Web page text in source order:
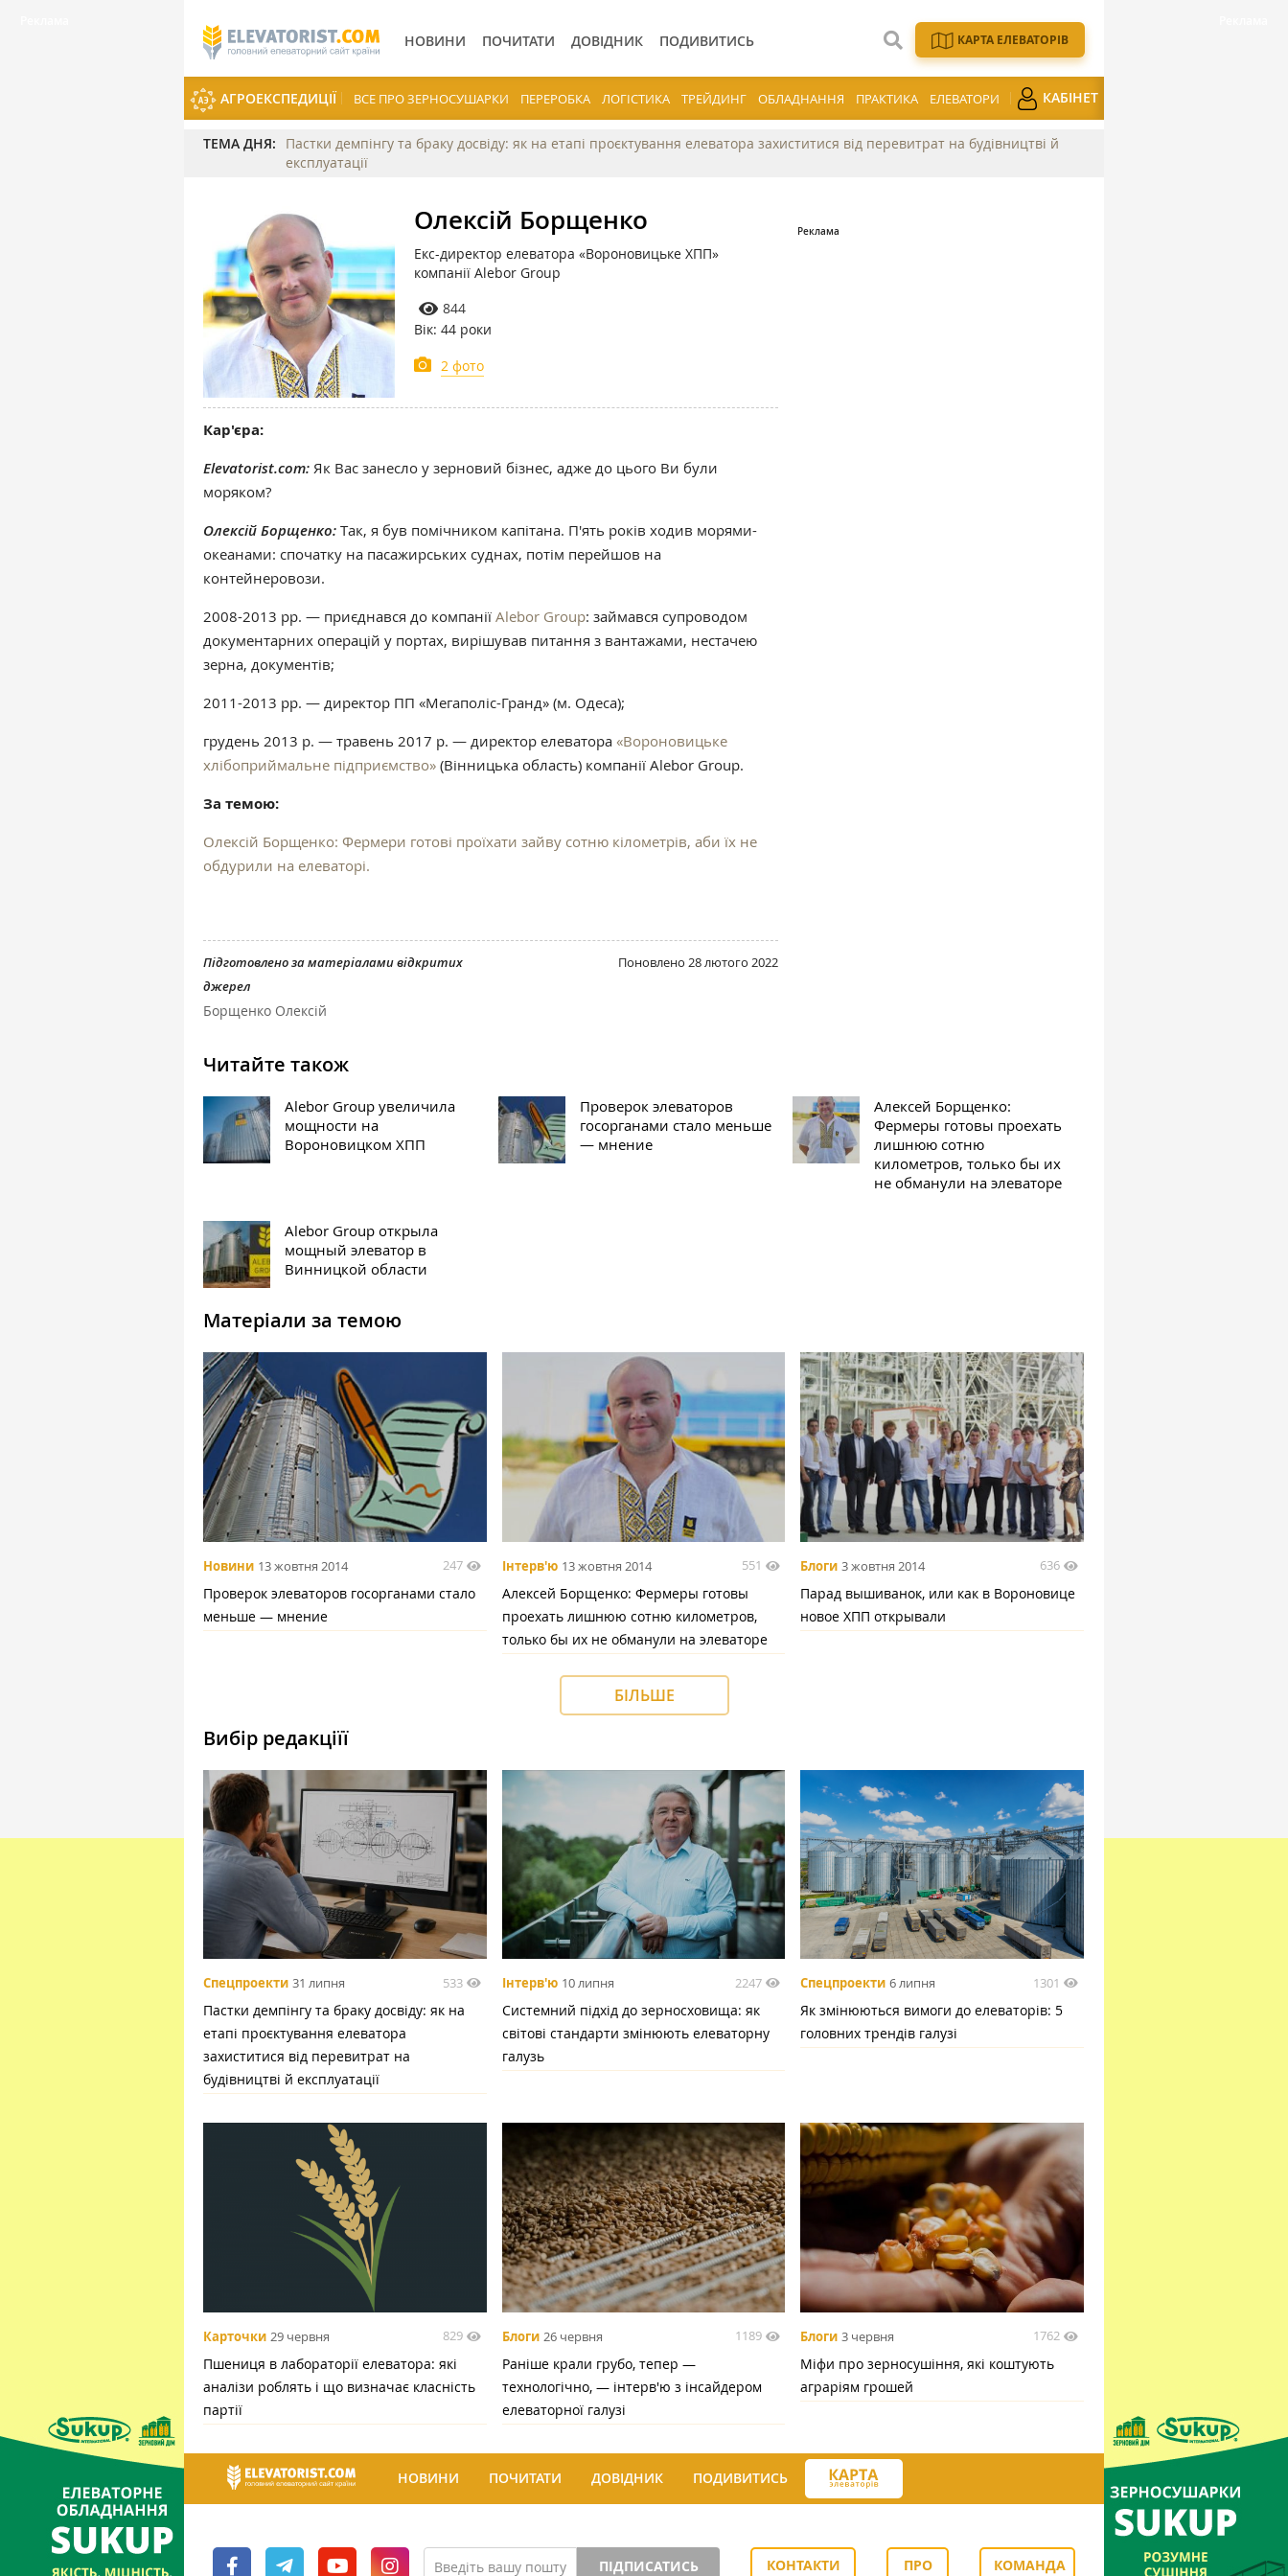
НОВИНИ ПОЧИТАТИ ДОВІДНИК ПОДИВИТИСЬ КАРТА ЕЛЕВАТОРІВ
АГРОЕКСПЕДИЦІЇ ВСЕ ПРО ЗЕРНОСУШАРКИ ПЕРЕРОБКА ЛОГІСТИКА ТРЕЙДИНГ ОБЛАДНАННЯ ПРАКТИКА ЕЛЕВАТОРИ КАБІНЕТ
ТЕМА ДНЯ:
Пастки демпінгу та браку досвіду: як на етапі проєктування елеватора захиститися від перевитрат на будівництві й
експлуатації
Олексій Борщенко
Екс-директор елеватора «Вороновицьке ХПП»
компанії Alebor Group
844
Вік: 44 роки
2 фото
Кар'єра:
Elevatorist.com: Як Вас занесло у зерновий бізнес, адже до цього Ви були
моряком?
Олексій Борщенко: Так, я був помічником капітана. П'ять років ходив морями-
океанами: спочатку на пасажирських суднах, потім перейшов на
контейнеровози.
2008-2013 рр. — приєднався до компанії Alebor Group: займався супроводом
документарних операцій у портах, вирішував питання з вантажами, нестачею
зерна, документів;
2011-2013 рр. — директор ПП «Мегаполіс-Гранд» (м. Одеса);
грудень 2013 р. — травень 2017 р. — директор елеватора «Вороновицьке
хлібоприймальне підприємство» (Вінницька область) компанії Alebor Group.
За темою:
Олексій Борщенко: Фермери готові проїхати зайву сотню кілометрів, аби їх не
обдурили на елеваторі.
Підготовлено за матеріалами відкритих
джерел
Поновлено 28 лютого 2022
Борщенко Олексій
Читайте також
Alebor Group увеличила
мощности на
Вороновицком ХПП
Проверок элеваторов
госорганами стало меньше
— мнение
Алексей Борщенко:
Фермеры готовы проехать
лишнюю сотню
километров, только бы их
не обманули на элеваторе
Alebor Group открыла
мощный элеватор в
Винницкой области
Матеріали за темою
Новини 13 жовтня 2014 247
Проверок элеваторов госорганами стало
меньше — мнение
Інтерв'ю 13 жовтня 2014 551
Алексей Борщенко: Фермеры готовы
проехать лишнюю сотню километров,
только бы их не обманули на элеваторе
Блоги 3 жовтня 2014 636
Парад вышиванок, или как в Вороновице
новое ХПП открывали
БІЛЬШЕ
Вибір редакціїї
Спецпроекти 31 липня 533
Пастки демпінгу та браку досвіду: як на
етапі проєктування елеватора
захиститися від перевитрат на
будівництві й експлуатації
Інтерв'ю 10 липня 2247
Системний підхід до зерносховища: як
світові стандарти змінюють елеваторну
галузь
Спецпроекти 6 липня 1301
Як змінюються вимоги до елеваторів: 5
головних трендів галузі
Карточки 29 червня 829
Пшениця в лабораторії елеватора: які
аналізи роблять і що визначає класність
партії
Блоги 26 червня 1189
Раніше крали грубо, тепер —
технологічно, — інтерв'ю з інсайдером
елеваторної галузі
Блоги 3 червня 1762
Міфи про зерносушіння, які коштують
аграріям грошей
НОВИНИ ПОЧИТАТИ ДОВІДНИК ПОДИВИТИСЬ
ПІДПИСАТИСЬ КОНТАКТИ ПРО КОМАНДА